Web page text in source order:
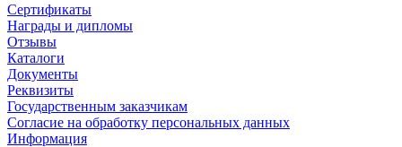
Сертификаты
Награды и дипломы
Отзывы
Каталоги
Документы
Реквизиты
Государственным заказчикам
Согласие на обработку персональных данных
Информация